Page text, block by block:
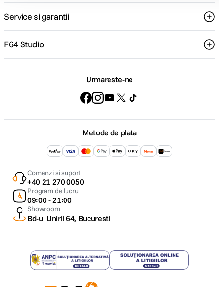
Service si garantii
F64 Studio
Urmareste-ne
Metode de plata
Comenzi si suport
+40 21 270 0050
Program de lucru
09:00 - 21:00
Showroom
Bd-ul Unirii 64, Bucuresti